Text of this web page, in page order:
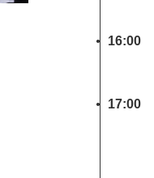
16:00
17:00